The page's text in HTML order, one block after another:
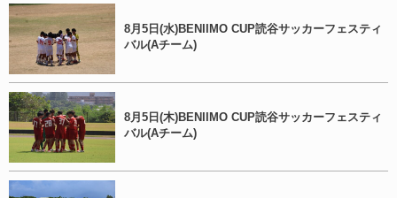
8月5日(水)BENIIMO CUP読谷サッカーフェスティ
バル(Aチーム)
8月5日(木)BENIIMO CUP読谷サッカーフェスティ
バル(Aチーム)